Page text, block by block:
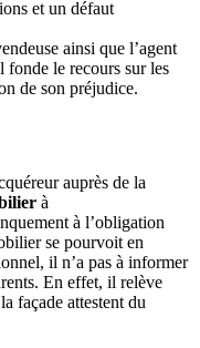
et un défaut
ainsi que l’agent
le recours sur les
de son préjudice.
auprès de la
à
à l’obligation
se pourvoit en
il n’a pas à informer
En effet, il relève
façade attestent du